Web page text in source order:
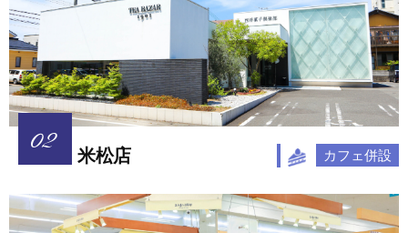
米松店 カフェ併設